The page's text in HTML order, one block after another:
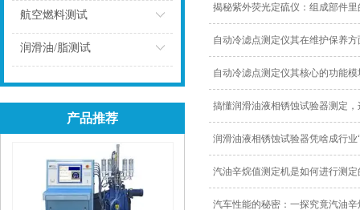
航空燃料测试
润滑油/脂测试
产品推荐
揭秘紫外荧光定硫仪：组成部件
自动冷滤点测定仪其在维护保养
自动冷滤点测定仪其核心的功能模
搞懂润滑油液相锈蚀试验器测定
润滑油液相锈蚀试验器凭啥成行
汽油辛烷值测定机是如何进行测定
汽车性能的秘密：一探究竟汽油